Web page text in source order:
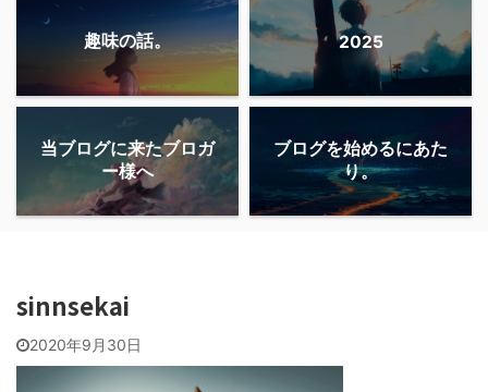
趣味の話。 2025
当ブログに来たブロガ
ー様へ
ブログを始めるにあた
り。
sinnsekai
2020年9月30日